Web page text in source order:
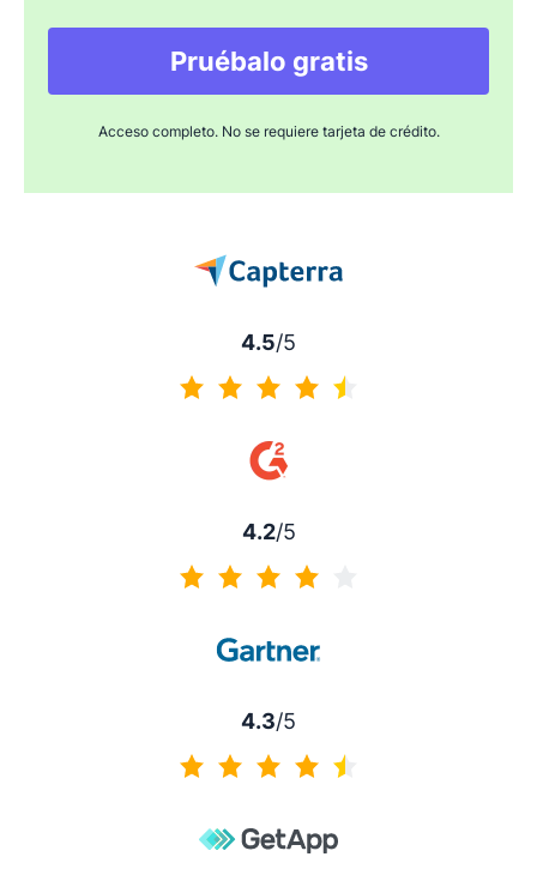
Pruébalo gratis
Acceso completo. No se requiere tarjeta de crédito.
4.5/5
4.2/5
4.3/5